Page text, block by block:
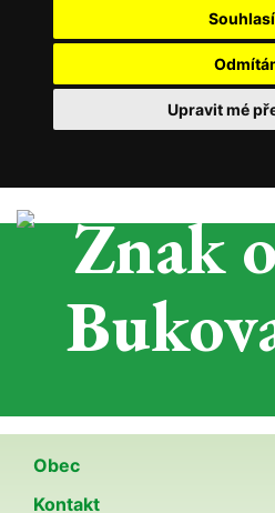
Upravit mé
Obec
Kontakt